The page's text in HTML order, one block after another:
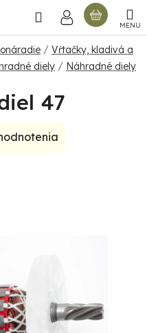
Hľadať
/ Vŕtačky, kladivá a
diely / Náhradné diely
47